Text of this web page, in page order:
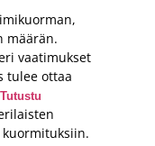
määrän.
vaatimukset
tulee ottaa
Tutustu